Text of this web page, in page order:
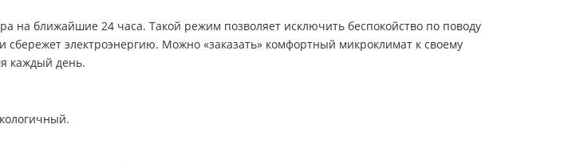
ближайшие 24 часа. Такой режим позволяет исключить беспокойство по поводу
электроэнергию. Можно «заказать» комфортный микроклимат к своему
каждый день.